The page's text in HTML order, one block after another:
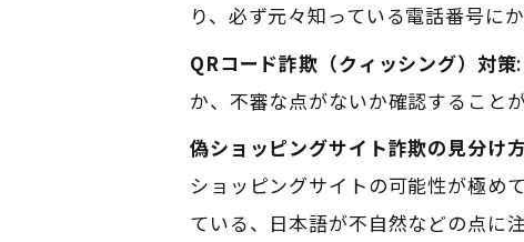
り、必ず元々知っている電話番号に
QRコード詐欺（クィッシング）対策
か、不審な点がないか確認すること
偽ショッピングサイト詐欺の見分け
ショッピングサイトの可能性が極め
ている、日本語が不自然などの点に